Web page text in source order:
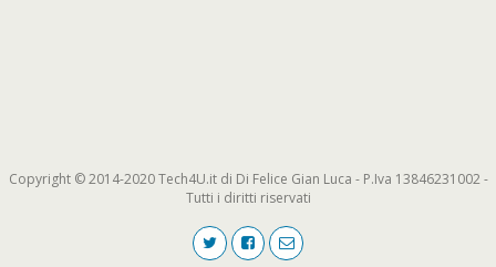
Copyright © 2014-2020 Tech4U.it di Di Felice Gian Luca - P.Iva 13846231002 -
Tutti i diritti riservati